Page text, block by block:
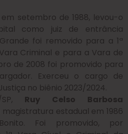
setembro de 1988, levou-o
como juiz de entrância
foi removido para a 1ª
Criminal e para a Vara de
de 2008 foi promovido para
Exerceu o cargo de
no biênio 2023/2024.
Ruy Celso Barbosa
magistratura estadual em 1986
Foi promovido, por